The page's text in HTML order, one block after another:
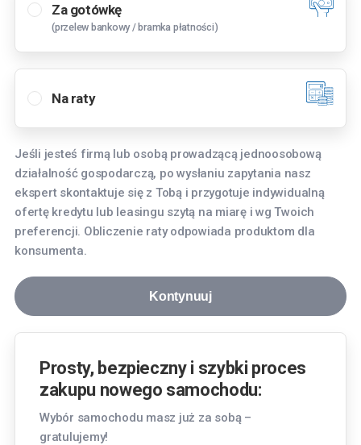
Za gotówkę
(przelew bankowy / bramka płatności)
Na raty
Jeśli jesteś firmą lub osobą prowadzącą jednoosobową
działalność gospodarczą, po wysłaniu zapytania nasz
ekspert skontaktuje się z Tobą i przygotuje indywidualną
ofertę kredytu lub leasingu szytą na miarę i wg Twoich
preferencji. Obliczenie raty odpowiada produktom dla
konsumenta.
Kontynuuj
Prosty, bezpieczny i szybki proces
zakupu nowego samochodu:
Wybór samochodu masz już za sobą –
gratulujemy!
Wybierz oddział
Tyniecka 3, 55-040 Bielany Wrocławskie
Fordońska 268, 85-752 Bydgoszcz
Gdańsk
aleja Grunwaldzka 256, 80-236 Gdańsk
Gdynia
Kraków
Pasternik 69, 31-354 Kraków
Lublin
Chemiczna 5, 20-329 Lublin